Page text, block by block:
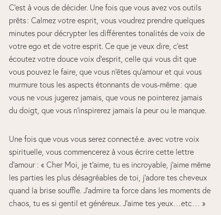
C’est à vous de décider. Une fois que vous avez vos outils
prêts : Calmez votre esprit, vous voudrez prendre quelques
minutes pour décrypter les différentes tonalités de voix de
votre ego et de votre esprit. Ce que je veux dire, c’est
écoutez votre douce voix d’esprit, celle qui vous dit que
vous pouvez le faire, que vous n’êtes qu’amour et qui vous
murmure tous les aspects étonnants de vous-même : que
vous ne vous jugerez jamais, que vous ne pointerez jamais
du doigt, que vous n’inspirerez jamais la peur ou le manque.
Une fois que vous vous serez connecté.e. avec votre voix
spirituelle, vous commencerez à vous écrire cette lettre
d’amour : « Cher Moi, je t’aime, tu es incroyable, j’aime même
les parties les plus désagréables de toi, j’adore tes cheveux
quand la brise souffle. J’admire ta force dans les moments de
chaos, tu es si gentil et généreux. J’aime tes yeux…etc… »